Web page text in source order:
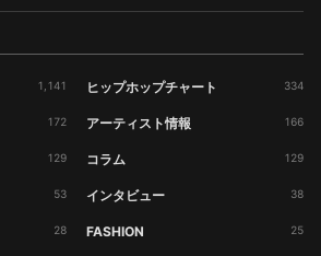
1,141 ヒップホップチャート 334
172 アーティスト情報 166
129 コラム 129
53 インタビュー 38
28 FASHION 25